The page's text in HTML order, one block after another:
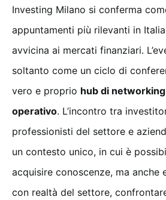
Investing Milano si conferma
appuntamenti più rilevanti in
avvicina ai mercati finanziari.
soltanto come un ciclo di
vero e proprio hub di
operativo. L’incontro tra
professionisti del settore e
un contesto unico, in cui è
acquisire conoscenze, ma anche
con realtà del settore,